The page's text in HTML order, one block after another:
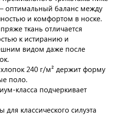
оптимальный баланс между
и комфортом в носке.
ткань отличается
к истиранию и
видом даже после
240 г/м² держит форму
поло.
класса подчеркивает
для классического силуэта